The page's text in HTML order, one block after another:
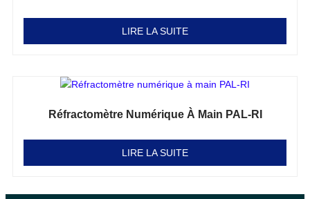
LIRE LA SUITE
Réfractomètre Numérique À Main PAL-RI
LIRE LA SUITE